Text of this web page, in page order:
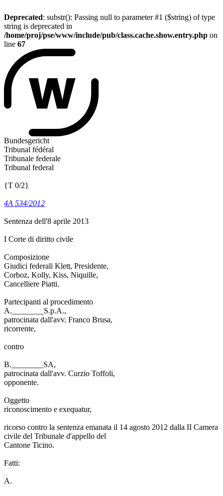
Deprecated: substr(): Passing null to parameter #1 ($string) of type
string is deprecated in
/home/proj/pse/www/include/pub/class.cache.show.entry.php on
line 67
Bundesgericht
Tribunal fédéral
Tribunale federale
Tribunal federal
{T 0/2}
4A 534/2012
Sentenza dell'8 aprile 2013
I Corte di diritto civile
Composizione
Giudici federali Klett, Presidente,
Corboz, Kolly, Kiss, Niquille,
Cancelliere Piatti.
Partecipanti al procedimento
A.________S.p.A.,
patrocinata dall'avv. Franco Brusa,
ricorrente,
contro
B.________SA,
patrocinata dall'avv. Curzio Toffoli,
opponente.
Oggetto
riconoscimento e exequatur,
ricorso contro la sentenza emanata il 14 agosto 2012 dalla II Camera
civile del Tribunale d'appello del
Cantone Ticino.
Fatti:
A.